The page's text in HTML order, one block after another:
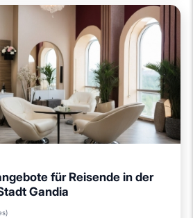
für Reisende in der
Gandia